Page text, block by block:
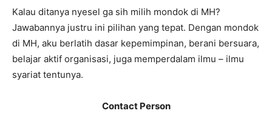
Kalau ditanya nyesel ga sih milih mondok di MH?
Jawabannya justru ini pilihan yang tepat. Dengan mondok
di MH, aku berlatih dasar kepemimpinan, berani bersuara,
belajar aktif organisasi, juga memperdalam ilmu – ilmu
syariat tentunya.
Contact Person